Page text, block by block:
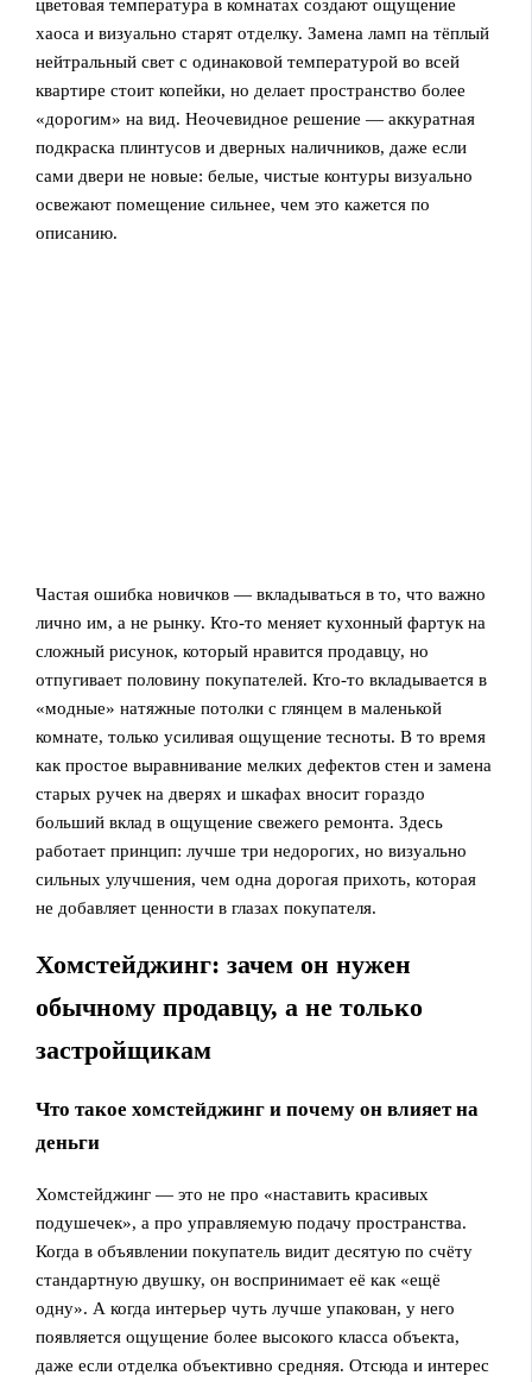
цветовая температура в комнатах создают ощущение
хаоса и визуально старят отделку. Замена ламп на тёплый
нейтральный свет с одинаковой температурой во всей
квартире стоит копейки, но делает пространство более
«дорогим» на вид. Неочевидное решение — аккуратная
подкраска плинтусов и дверных наличников, даже если
сами двери не новые: белые, чистые контуры визуально
освежают помещение сильнее, чем это кажется по
описанию.
Частая ошибка новичков — вкладываться в то, что важно
лично им, а не рынку. Кто-то меняет кухонный фартук на
сложный рисунок, который нравится продавцу, но
отпугивает половину покупателей. Кто-то вкладывается в
«модные» натяжные потолки с глянцем в маленькой
комнате, только усиливая ощущение тесноты. В то время
как простое выравнивание мелких дефектов стен и замена
старых ручек на дверях и шкафах вносит гораздо
больший вклад в ощущение свежего ремонта. Здесь
работает принцип: лучше три недорогих, но визуально
сильных улучшения, чем одна дорогая прихоть, которая
не добавляет ценности в глазах покупателя.
Хомстейджинг: зачем он нужен
обычному продавцу, а не только
застройщикам
Что такое хомстейджинг и почему он влияет на
деньги
Хомстейджинг — это не про «наставить красивых
подушечек», а про управляемую подачу пространства.
Когда в объявлении покупатель видит десятую по счёту
стандартную двушку, он воспринимает её как «ещё
одну». А когда интерьер чуть лучше упакован, у него
появляется ощущение более высокого класса объекта,
даже если отделка объективно средняя. Отсюда и интерес